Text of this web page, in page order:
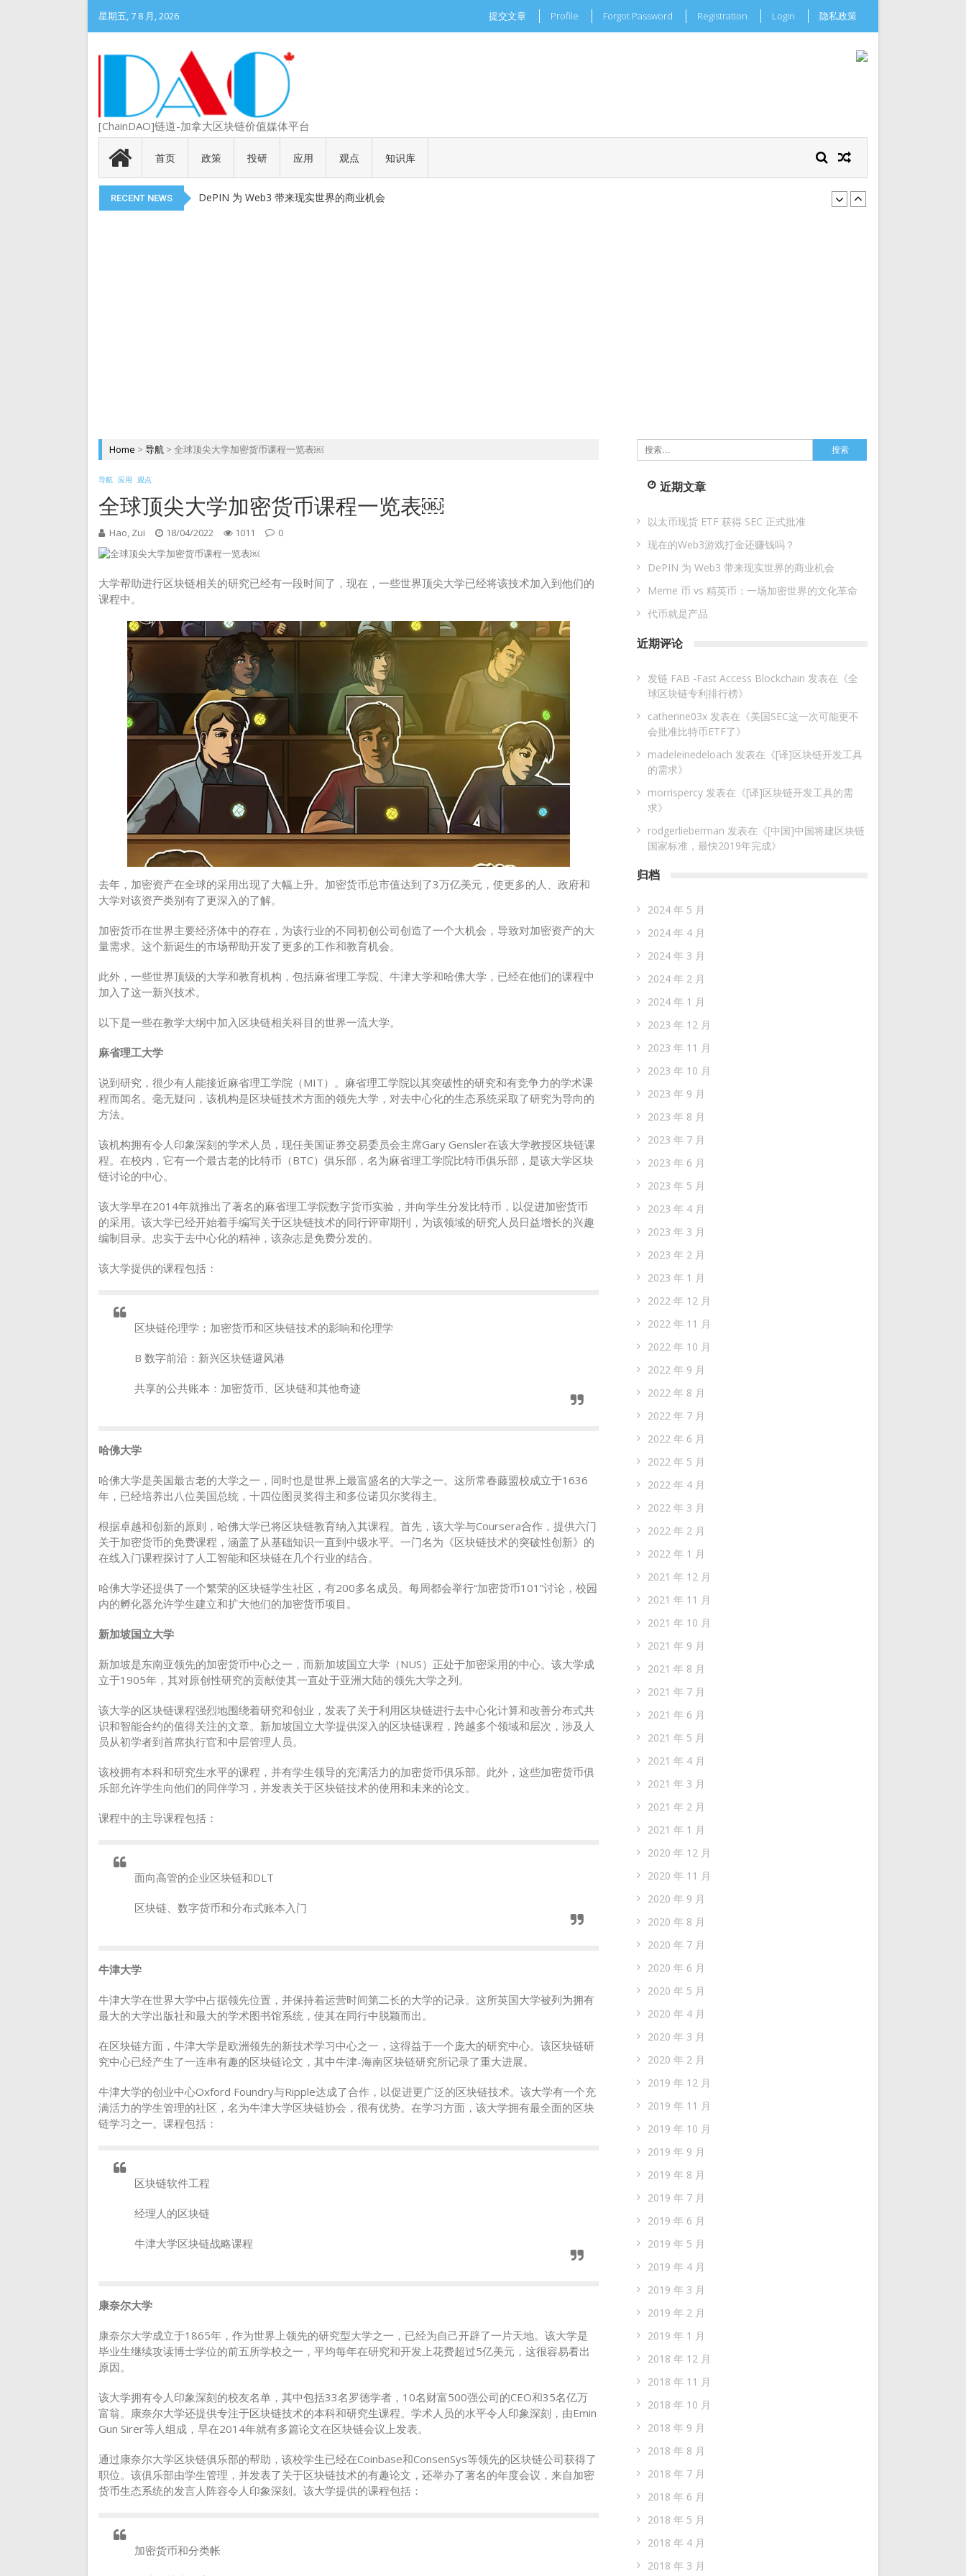
星期五, 7 8 月, 2026 提交文章 Profile Forgot Password Registration Login 隐私政策
[ChainDAO]链道-加拿大区块链价值媒体平台
首页 政策 投研 应用 观点 知识库
RECENT NEWS
DePIN 为 Web3 带来现实世界的商业机会
Meme 币 vs 精英币：一场加密世界的文化革命
代币就是产品
以太币现货 ETF 获得 SEC 正式批准
现在的Web3游戏打金还赚钱吗？
DePIN 为 Web3 带来现实世界的商业机会
Home > 导航 > 全球顶尖大学加密货币课程一览表￼
导航 应用 观点
全球顶尖大学加密货币课程一览表￼
Hao, Zui 18/04/2022 1011 0
大学帮助进行区块链相关的研究已经有一段时间了，现在，一些世界顶尖大学已经将该技术加入到他们的
课程中。
去年，加密资产在全球的采用出现了大幅上升。加密货币总市值达到了3万亿美元，使更多的人、政府和
大学对该资产类别有了更深入的了解。
加密货币在世界主要经济体中的存在，为该行业的不同初创公司创造了一个大机会，导致对加密资产的大
量需求。这个新诞生的市场帮助开发了更多的工作和教育机会。
此外，一些世界顶级的大学和教育机构，包括麻省理工学院、牛津大学和哈佛大学，已经在他们的课程中
加入了这一新兴技术。
以下是一些在教学大纲中加入区块链相关科目的世界一流大学。
麻省理工大学
说到研究，很少有人能接近麻省理工学院（MIT）。麻省理工学院以其突破性的研究和有竞争力的学术课
程而闻名。毫无疑问，该机构是区块链技术方面的领先大学，对去中心化的生态系统采取了研究为导向的
方法。
该机构拥有令人印象深刻的学术人员，现任美国证券交易委员会主席Gary Gensler在该大学教授区块链课
程。在校内，它有一个最古老的比特币（BTC）俱乐部，名为麻省理工学院比特币俱乐部，是该大学区块
链讨论的中心。
该大学早在2014年就推出了著名的麻省理工学院数字货币实验，并向学生分发比特币，以促进加密货币
的采用。该大学已经开始着手编写关于区块链技术的同行评审期刊，为该领域的研究人员日益增长的兴趣
编制目录。忠实于去中心化的精神，该杂志是免费分发的。
该大学提供的课程包括：
区块链伦理学：加密货币和区块链技术的影响和伦理学
B 数字前沿：新兴区块链避风港
共享的公共账本：加密货币、区块链和其他奇迹
哈佛大学
哈佛大学是美国最古老的大学之一，同时也是世界上最富盛名的大学之一。这所常春藤盟校成立于1636
年，已经培养出八位美国总统，十四位图灵奖得主和多位诺贝尔奖得主。
根据卓越和创新的原则，哈佛大学已将区块链教育纳入其课程。首先，该大学与Coursera合作，提供六门
关于加密货币的免费课程，涵盖了从基础知识一直到中级水平。一门名为《区块链技术的突破性创新》的
在线入门课程探讨了人工智能和区块链在几个行业的结合。
哈佛大学还提供了一个繁荣的区块链学生社区，有200多名成员。每周都会举行“加密货币101”讨论，校园
内的孵化器允许学生建立和扩大他们的加密货币项目。
新加坡国立大学
新加坡是东南亚领先的加密货币中心之一，而新加坡国立大学（NUS）正处于加密采用的中心。该大学成
立于1905年，其对原创性研究的贡献使其一直处于亚洲大陆的领先大学之列。
该大学的区块链课程强烈地围绕着研究和创业，发表了关于利用区块链进行去中心化计算和改善分布式共
识和智能合约的值得关注的文章。新加坡国立大学提供深入的区块链课程，跨越多个领域和层次，涉及人
员从初学者到首席执行官和中层管理人员。
该校拥有本科和研究生水平的课程，并有学生领导的充满活力的加密货币俱乐部。此外，这些加密货币俱
乐部允许学生向他们的同伴学习，并发表关于区块链技术的使用和未来的论文。
课程中的主导课程包括：
面向高管的企业区块链和DLT
区块链、数字货币和分布式账本入门
牛津大学
牛津大学在世界大学中占据领先位置，并保持着运营时间第二长的大学的记录。这所英国大学被列为拥有
最大的大学出版社和最大的学术图书馆系统，使其在同行中脱颖而出。
在区块链方面，牛津大学是欧洲领先的新技术学习中心之一，这得益于一个庞大的研究中心。该区块链研
究中心已经产生了一连串有趣的区块链论文，其中牛津-海南区块链研究所记录了重大进展。
牛津大学的创业中心Oxford Foundry与Ripple达成了合作，以促进更广泛的区块链技术。该大学有一个充
满活力的学生管理的社区，名为牛津大学区块链协会，很有优势。在学习方面，该大学拥有最全面的区块
链学习之一。课程包括：
区块链软件工程
经理人的区块链
牛津大学区块链战略课程
康奈尔大学
康奈尔大学成立于1865年，作为世界上领先的研究型大学之一，已经为自己开辟了一片天地。该大学是
毕业生继续攻读博士学位的前五所学校之一，平均每年在研究和开发上花费超过5亿美元，这很容易看出
原因。
该大学拥有令人印象深刻的校友名单，其中包括33名罗德学者，10名财富500强公司的CEO和35名亿万
富翁。康奈尔大学还提供专注于区块链技术的本科和研究生课程。学术人员的水平令人印象深刻，由Emin
Gun Sirer等人组成，早在2014年就有多篇论文在区块链会议上发表。
通过康奈尔大学区块链俱乐部的帮助，该校学生已经在Coinbase和ConsenSys等领先的区块链公司获得了
职位。该俱乐部由学生管理，并发表了关于区块链技术的有趣论文，还举办了著名的年度会议，来自加密
货币生态系统的发言人阵容令人印象深刻。该大学提供的课程包括：
加密货币和分类帐
搜
索：
近期文章
以太币现货 ETF 获得 SEC 正式批准
现在的Web3游戏打金还赚钱吗？
DePIN 为 Web3 带来现实世界的商业机会
Meme 币 vs 精英币：一场加密世界的文化革命
代币就是产品
近期评论
发链 FAB -Fast Access Blockchain 发表在《全
球区块链专利排行榜》
catherine03x 发表在《美国SEC这一次可能更不
会批准比特币ETF了》
madeleinedeloach 发表在《[译]区块链开发工具
的需求》
morrispercy 发表在《[译]区块链开发工具的需
求》
rodgerlieberman 发表在《[中国]中国将建区块链
国家标准，最快2019年完成》
归档
2024 年 5 月
2024 年 4 月
2024 年 3 月
2024 年 2 月
2024 年 1 月
2023 年 12 月
2023 年 11 月
2023 年 10 月
2023 年 9 月
2023 年 8 月
2023 年 7 月
2023 年 6 月
2023 年 5 月
2023 年 4 月
2023 年 3 月
2023 年 2 月
2023 年 1 月
2022 年 12 月
2022 年 11 月
2022 年 10 月
2022 年 9 月
2022 年 8 月
2022 年 7 月
2022 年 6 月
2022 年 5 月
2022 年 4 月
2022 年 3 月
2022 年 2 月
2022 年 1 月
2021 年 12 月
2021 年 11 月
2021 年 10 月
2021 年 9 月
2021 年 8 月
2021 年 7 月
2021 年 6 月
2021 年 5 月
2021 年 4 月
2021 年 3 月
2021 年 2 月
2021 年 1 月
2020 年 12 月
2020 年 11 月
2020 年 9 月
2020 年 8 月
2020 年 7 月
2020 年 6 月
2020 年 5 月
2020 年 4 月
2020 年 3 月
2020 年 2 月
2019 年 12 月
2019 年 11 月
2019 年 10 月
2019 年 9 月
2019 年 8 月
2019 年 7 月
2019 年 6 月
2019 年 5 月
2019 年 4 月
2019 年 3 月
2019 年 2 月
2019 年 1 月
2018 年 12 月
2018 年 11 月
2018 年 10 月
2018 年 9 月
2018 年 8 月
2018 年 7 月
2018 年 6 月
2018 年 5 月
2018 年 4 月
2018 年 3 月